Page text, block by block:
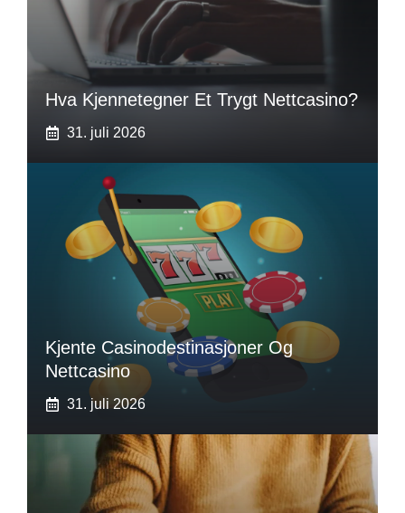
Hva Kjennetegner Et Trygt Nettcasino?
31. juli 2026
Kjente Casinodestinasjoner Og
Nettcasino
31. juli 2026